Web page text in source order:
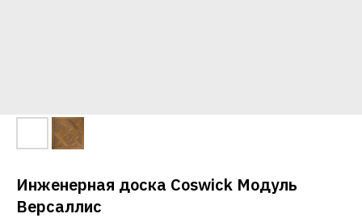
Инженерная доска Coswick Модуль
Версаллис